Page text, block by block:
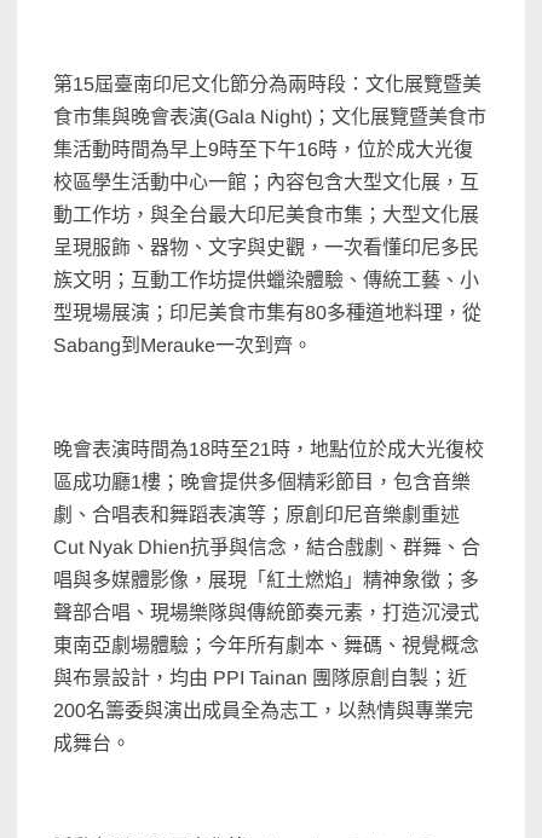
第15屆臺南印尼文化節分為兩時段：文化展覽暨美
食市集與晚會表演(Gala Night)；文化展覽暨美食市
集活動時間為早上9時至下午16時，位於成大光復
校區學生活動中心一館；內容包含大型文化展，互
動工作坊，與全台最大印尼美食市集；大型文化展
呈現服飾、器物、文字與史觀，一次看懂印尼多民
族文明；互動工作坊提供蠟染體驗、傳統工藝、小
型現場展演；印尼美食市集有80多種道地料理，從
Sabang到Merauke一次到齊。
晚會表演時間為18時至21時，地點位於成大光復校
區成功廳1樓；晚會提供多個精彩節目，包含音樂
劇、合唱表和舞蹈表演等；原創印尼音樂劇重述
Cut Nyak Dhien抗爭與信念，結合戲劇、群舞、合
唱與多媒體影像，展現「紅土燃焰」精神象徵；多
聲部合唱、現場樂隊與傳統節奏元素，打造沉浸式
東南亞劇場體驗；今年所有劇本、舞碼、視覺概念
與布景設計，均由 PPI Tainan 團隊原創自製；近
200名籌委與演出成員全為志工，以熱情與專業完
成舞台。